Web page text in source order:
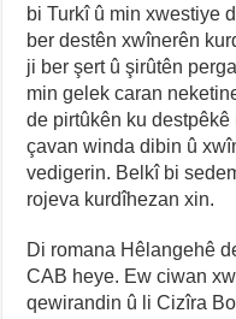
bi Turkî û min xwestiye
ber destên xwînerên
ji ber şert û şirûtên
min gelek caran
de pirtûkên ku
çavan winda dibin û
vedigerin. Belkî bi
rojeva kurdîhezan xin.
Di romana Hêlangehê
CAB heye. Ew ciwan
qewirandin û li Cizîra